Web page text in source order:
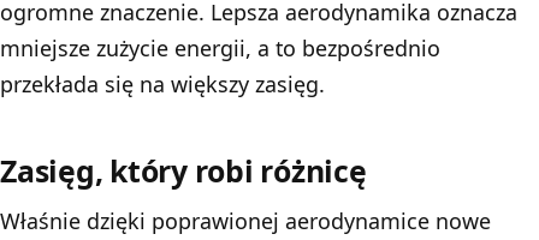
ogromne znaczenie. Lepsza aerodynamika oznacza
mniejsze zużycie energii, a to bezpośrednio
przekłada się na większy zasięg.
Zasięg, który robi różnicę
Właśnie dzięki poprawionej aerodynamice nowe